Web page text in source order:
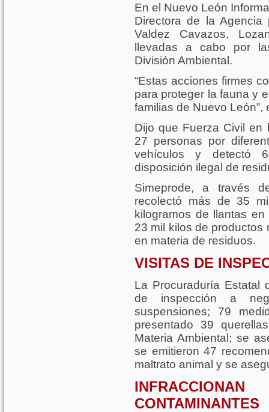
En el Nuevo León
Directora de la Agencia
Valdez Cavazos,
llevadas a cabo por
División Ambiental.
“Estas acciones firmes
para proteger la fauna y
familias de Nuevo
Dijo que Fuerza Civil en
27 personas por
vehículos y detectó
disposición ilegal de
Simeprode, a través
recolectó más de 35
kilogramos de llantas
23 mil kilos de
en materia de residuos.
VISITAS DE
La Procuraduría Estatal
de inspección a
suspensiones; 79
presentado 39
Materia Ambiental; se
se emitieron 47
maltrato animal y se
CONTAMINANTES